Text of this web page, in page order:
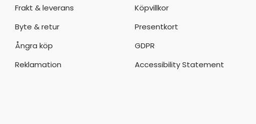
Frakt & leverans
Byte & retur
Ångra köp
Reklamation
Köpvillkor
Presentkort
GDPR
Accessibility Statement